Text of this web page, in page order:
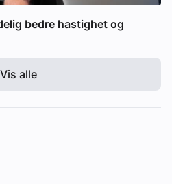
bedre hastighet og
Vis alle